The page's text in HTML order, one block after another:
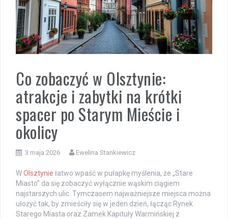
Co zobaczyć w Olsztynie:
atrakcje i zabytki na krótki
spacer po Starym Mieście i
okolicy
3 maja 2026 Ewelina Stankiewicz
WOlsztynie łatwo wpaść w pułapkę myślenia, że „Stare
Miasto” da się zobaczyć wyłącznie wąskim ciągiem
najstarszych ulic. Tymczasem najważniejsze miejsca można
ułożyć tak, by zmieściły się w jeden dzień, łącząc Rynek
Starego Miasta oraz Zamek Kapituły Warmińskiej z